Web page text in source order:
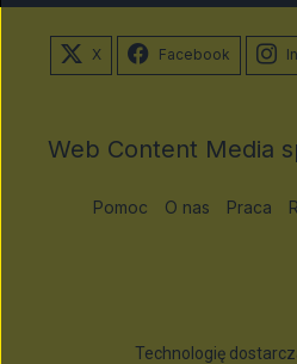
X Facebook
Web Content Media
Pomoc O nas Praca
Technologię